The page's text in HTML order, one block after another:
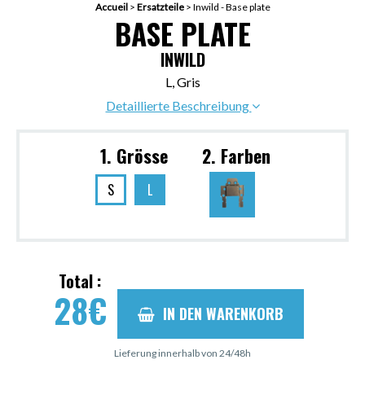
Accueil> Ersatzteile> Inwild - Base plate
BASE PLATE
INWILD
L, Gris
Detaillierte Beschreibung
1. Grösse
S L
2. Farben
Total :
28€ IN DEN WARENKORB
Lieferung innerhalb von 24/48h